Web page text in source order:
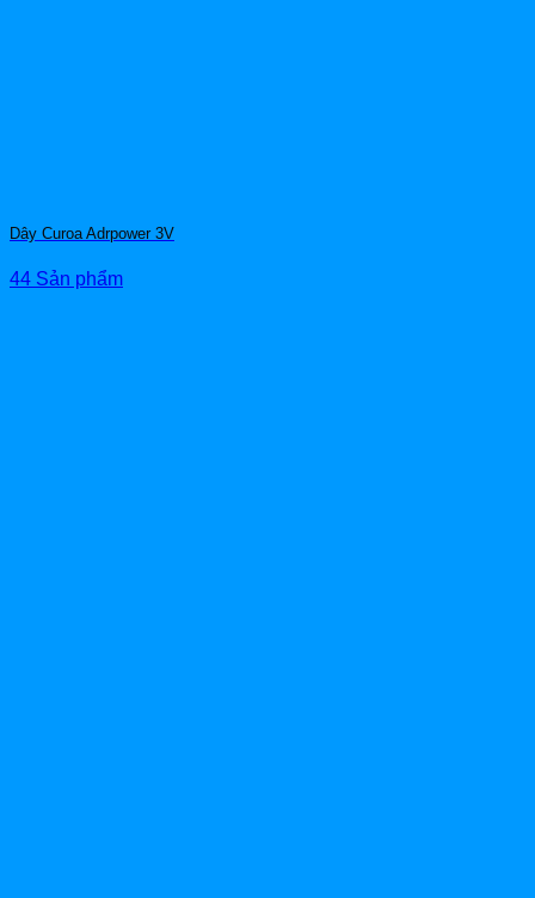
Dây Curoa Adrpower 3V
44 Sản phẩm